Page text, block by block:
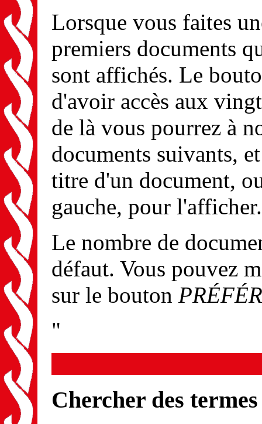
Lorsque vous faites
premiers documents
sont affichés. Le
d'avoir accès aux
de là vous pourrez à
documents suivants,
titre d'un document,
gauche, pour l'afficher.
Le nombre de
défaut. Vous pouvez
sur le bouton
"
Chercher des termes